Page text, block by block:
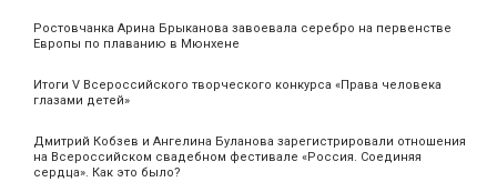
Ростовчанка Арина Брыканова завоевала серебро на первенстве
Европы по плаванию в Мюнхене
Итоги V Всероссийского творческого конкурса «Права человека
глазами детей»
Дмитрий Кобзев и Ангелина Буланова зарегистрировали отношения
на Всероссийском свадебном фестивале «Россия. Соединяя
сердца». Как это было?